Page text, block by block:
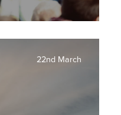
22nd March